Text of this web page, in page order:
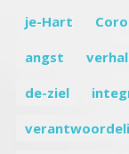
je-Hart
angst
de-ziel